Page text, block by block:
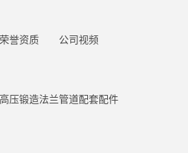
荣誉资质 公司视频
高压锻造法兰管道配套配件